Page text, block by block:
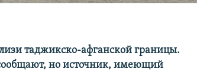
таджикско-афганской границы.
но источник, имеющий